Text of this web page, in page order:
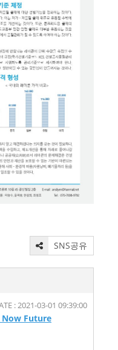
SNS공유
Now Future
: 2021-03-01 09:39:00